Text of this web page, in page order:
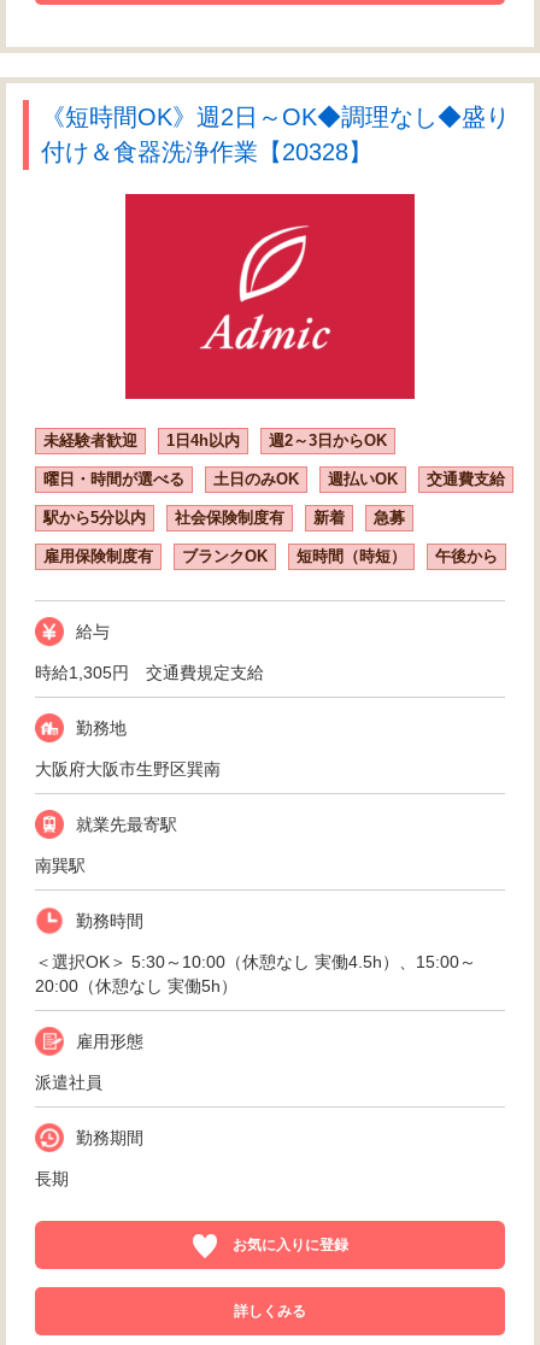
《短時間OK》週2日～OK◆調理なし◆盛り
付け＆食器洗浄作業【20328】
未経験者歓迎 1日4h以内 週2～3日からOK
曜日・時間が選べる 土日のみOK 週払いOK 交通費支給
駅から5分以内 社会保険制度有 新着 急募
雇用保険制度有 ブランクOK 短時間（時短） 午後から
給与
時給1,305円 交通費規定支給
勤務地
大阪府大阪市生野区巽南
就業先最寄駅
南巽駅
勤務時間
＜選択OK＞ 5:30～10:00（休憩なし 実働4.5h）、15:00～
20:00（休憩なし 実働5h）
雇用形態
派遣社員
勤務期間
長期
お気に入りに登録
詳しくみる